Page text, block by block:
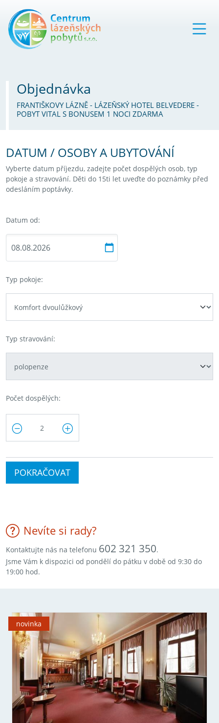
Objednávka
FRANTIŠKOVY LÁZNĚ - LÁZEŇSKÝ HOTEL BELVEDERE -
POBYT VITAL S BONUSEM 1 NOCI ZDARMA
DATUM / OSOBY A UBYTOVÁNÍ
Vyberte datum příjezdu, zadejte počet dospělých osob, typ
pokoje a stravování. Děti do 15ti let uveďte do poznámky před
odesláním poptávky.
Datum od:
Typ pokoje:
Typ stravování:
Počet dospělých:
POKRAČOVAT
Nevíte si rady?
Kontaktujte nás na telefonu 602 321 350.
Jsme Vám k dispozici od pondělí do pátku v době od 9:30 do
19:00 hod.
novinka